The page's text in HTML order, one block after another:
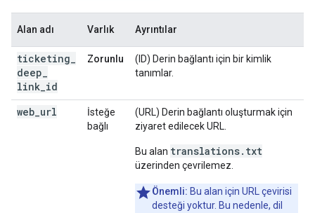
Alan adı Varlık Ayrıntılar
ticketing
deep
link id
Zorunlu
(ID) Derin bağlantı için bir kimlik
tanımlar.
web url
İsteğe
bağlı
(URL) Derin bağlantı oluşturmak için
ziyaret edilecek URL.
Bu alan translations.txt
üzerinden çevrilemez.
Önemli: Bu alan için URL çevirisi
desteği yoktur. Bu nedenle, dil